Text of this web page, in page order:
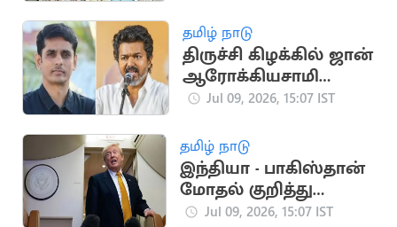
தமிழ் நாடு
திருச்சி கிழக்கில் ஜான்
ஆரோக்கியசாமி
போட்டி?
Jul 09, 2026, 15:07 IST
தமிழ் நாடு
இந்தியா - பாகிஸ்தான்
மோதல் குறித்து
அமெரிக்க அதிபர்
Jul 09, 2026, 15:07 IST